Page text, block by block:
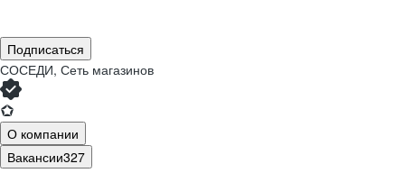
Подписаться
СОСЕДИ, Сеть магазинов
О компании
Вакансии327